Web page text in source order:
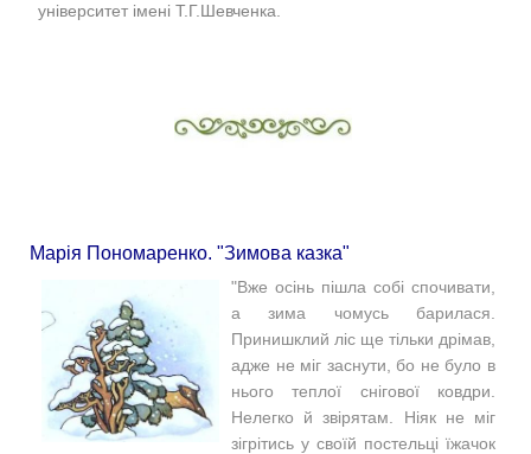
університет імені Т.Г.Шевченка.
Марія Пономаренко. "Зимова казка"
"Вже осінь пішла собі спочивати,
а зима чомусь барилася.
Принишклий ліс ще тільки дрімав,
адже не міг заснути, бо не було в
нього теплої снігової ковдри.
Нелегко й звірятам. Ніяк не міг
зігрітись у своїй постельці їжачок